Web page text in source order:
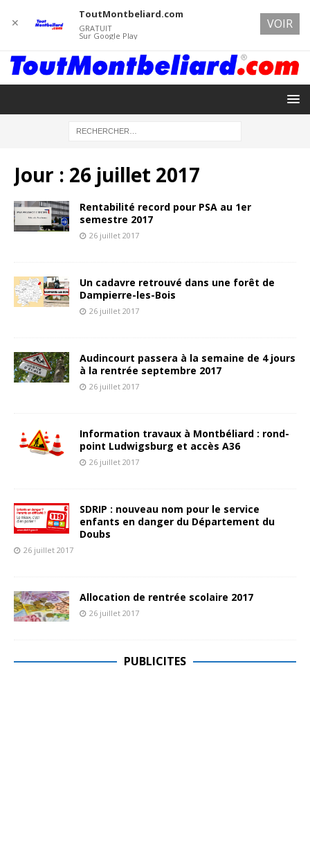
Jour : 26 juillet 2017
Rentabilité record pour PSA au 1er
semestre 2017
26 juillet 2017
Un cadavre retrouvé dans une forêt de
Dampierre-les-Bois
26 juillet 2017
Audincourt passera à la semaine de 4 jours
à la rentrée septembre 2017
26 juillet 2017
Information travaux à Montbéliard : rond-
point Ludwigsburg et accès A36
26 juillet 2017
SDRIP : nouveau nom pour le service
enfants en danger du Département du
Doubs
26 juillet 2017
Allocation de rentrée scolaire 2017
26 juillet 2017
PUBLICITES
✕
ToutMontbeliard.com
GRATUIT
Sur Google Play
VOIR